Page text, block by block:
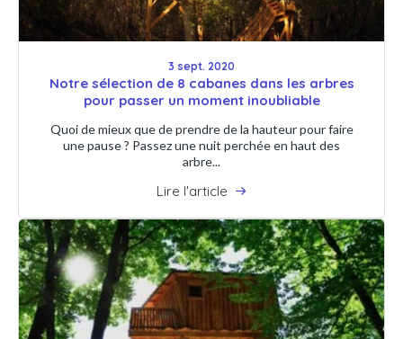
3 sept. 2020
Notre sélection de 8 cabanes dans les arbres
pour passer un moment inoubliable
Quoi de mieux que de prendre de la hauteur pour faire
une pause ? Passez une nuit perchée en haut des
arbre...
Lire l'article